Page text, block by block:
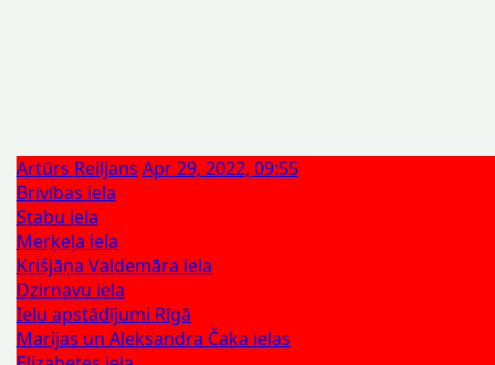
Artūrs Reiljans Apr 29, 2022, 09:55
Brīvības iela
Stabu iela
Merķeļa iela
Krišjāņa Valdemāra iela
Dzirnavu iela
Ielu apstādījumi Rīgā
Marijas un Aleksandra Čaka ielas